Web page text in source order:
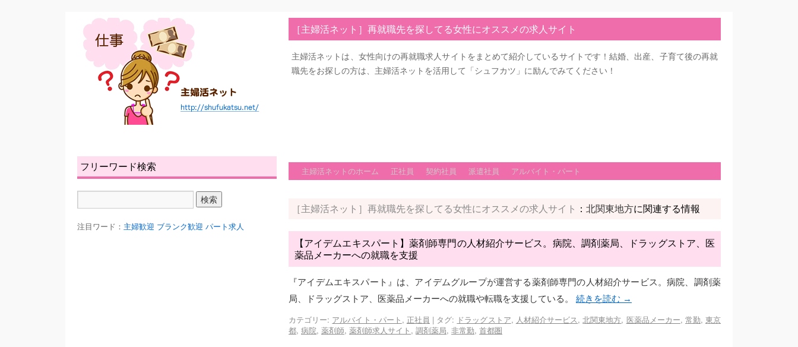
［主婦活ネット］再就職先を探してる女性にオススメの求人サイト
主婦活ネットは、女性向けの再就職求人サイトをまとめて紹介しているサイトです！結婚、出産、子育て後の再就
職先をお探しの方は、主婦活ネットを活用して「シュフカツ」に励んでみてください！
主婦活ネットのホーム 正社員 契約社員 派遣社員 アルバイト・パート
［主婦活ネット］再就職先を探してる女性にオススメの求人サイト ： 北関東地方に関連する情報
【アイデムエキスパート】薬剤師専門の人材紹介サービス。病院、調剤薬局、ドラッグストア、医
薬品メーカーへの就職を支援
『アイデムエキスパート』は、アイデムグループが運営する薬剤師専門の人材紹介サービス。病院、調剤薬
局、ドラッグストア、医薬品メーカーへの就職や転職を支援している。 続きを読む →
カテゴリー: アルバイト・パート , 正社員 | タグ: ドラッグストア, 人材紹介サービス,北関東地方, 医薬品メーカー, 常勤,東京
都, 病院, 薬剤師, 薬剤師求人サイト , 調剤薬局, 非常勤, 首都圏
フリーワード検索
注目ワード： 主婦歓迎 ブランク歓迎 パート求人